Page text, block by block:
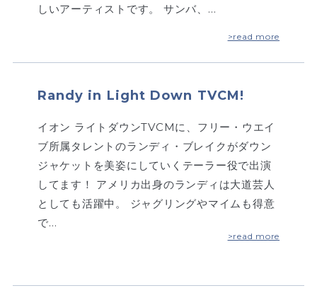
しいアーティストです。 サンバ、…
>read more
Randy in Light Down TVCM!
イオン ライトダウンTVCMに、フリー・ウエイ
ブ所属タレントのランディ・ブレイクがダウン
ジャケットを美姿にしていくテーラー役で出演
してます！ アメリカ出身のランディは大道芸人
としても活躍中。 ジャグリングやマイムも得意
で…
>read more